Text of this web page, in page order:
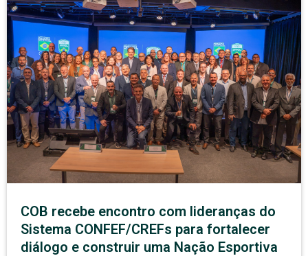
COB recebe encontro com lideranças do
Sistema CONFEF/CREFs para fortalecer
diálogo e construir uma Nação Esportiva